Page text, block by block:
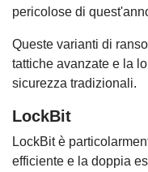
pericolose di
Queste varianti di
tattiche avanzate e la
sicurezza tradizionali.
LockBit
LockBit è
efficiente e la doppia